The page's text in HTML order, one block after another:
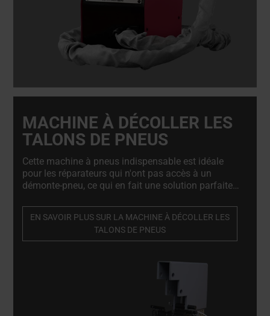
MACHINE À DÉCOLLER LES
TALONS DE PNEUS
Cette machine à pneus indispensable est idéale
pour les réparateurs qui n'ont pas accès à un
démonte-pneu, ce qui en fait une solution parfaite
sur site. Machine à décoller les talons de pneus
professionnelle et de haute qualité. Indispensable
pour les réparateurs de jantes en alliage et les
EN SAVOIR PLUS SUR LA MACHINE À DÉCOLLER LES
TALONS DE PNEUS